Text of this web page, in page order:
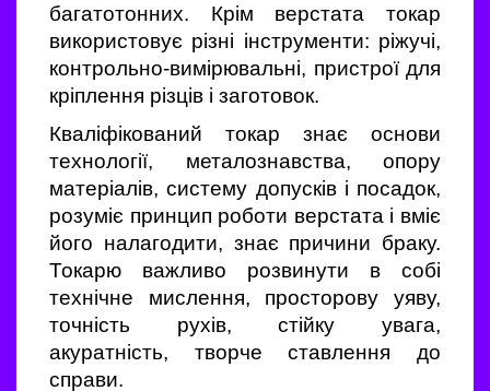
багатотонних. Крім верстата токар
використовує різні інструменти: ріжучі,
контрольно-вимірювальні, пристрої для
кріплення різців і заготовок.
Кваліфікований токар знає основи
технології, металознавства, опору
матеріалів, систему допусків і посадок,
розуміє принцип роботи верстата і вміє
його налагодити, знає причини браку.
Токарю важливо розвинути в собі
технічне мислення, просторову уяву,
точність рухів, стійку увага,
акуратність, творче ставлення до
справи.